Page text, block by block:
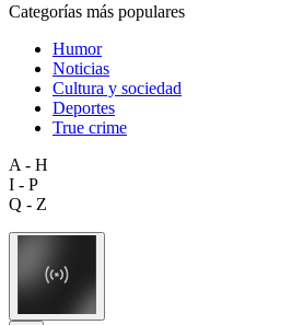
Categorías más populares
Humor
Noticias
Cultura y sociedad
Deportes
True crime
A - H
I - P
Q - Z